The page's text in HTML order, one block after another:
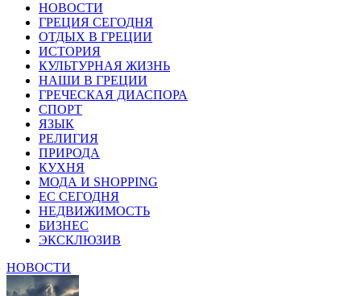
НОВОСТИ
ГРЕЦИЯ СЕГОДНЯ
ОТДЫХ В ГРЕЦИИ
ИСТОРИЯ
КУЛЬТУРНАЯ ЖИЗНЬ
НАШИ В ГРЕЦИИ
ГРЕЧЕСКАЯ ДИАСПОРА
СПОРТ
ЯЗЫК
РЕЛИГИЯ
ПРИРОДА
КУХНЯ
МОДА И SHOPPING
ЕС СЕГОДНЯ
НЕДВИЖИМОСТЬ
БИЗНЕС
ЭКСКЛЮЗИВ
НОВОСТИ